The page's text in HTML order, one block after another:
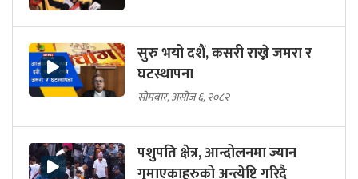
सुरु भयो दशैं, कसरी राख्ने जमरा र
घटस्थापना
सोमबार, असोज ६, २०८२
पशुपति क्षेत्र, आन्दोलनमा ज्यान
गुमाएकाहरुको अन्त्येष्टि गरिदै